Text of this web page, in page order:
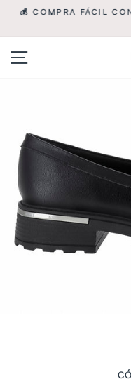
al
contenido
💰 COMPRA FÁCIL